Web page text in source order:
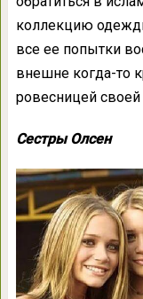
коллекцию
все ее попытки
внешне когда-то
ровесницей
Сестры Олсен